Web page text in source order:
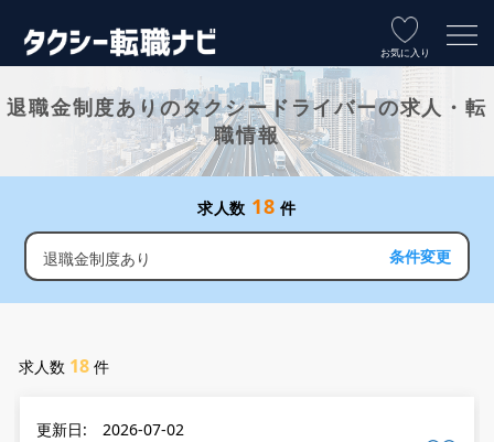
お気に入り
退職金制度ありのタクシードライバーの求人・転
職情報
求人数 18 件
退職金制度あり 条件変更
求人数 18 件
更新日: 2026-07-02